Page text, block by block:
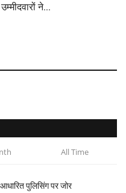
ने...
All Time
पुलिसिंग पर जोर